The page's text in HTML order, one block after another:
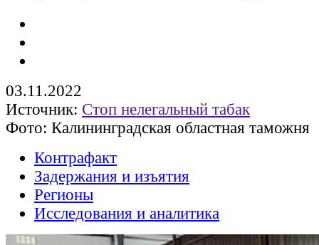
03.11.2022
Источник: Стоп нелегальный табак
Фото: Калининградская областная таможня
Контрафакт
Задержания и изъятия
Регионы
Исследования и аналитика